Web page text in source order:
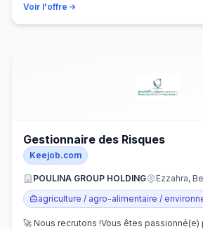
Voir l'offre
Gestionnaire des Risques
Keejob.com
POULINA GROUP HOLDING
Ezzahra,
agriculture / agro-alimentaire /
🚀 Nous recrutons !Vous êtes